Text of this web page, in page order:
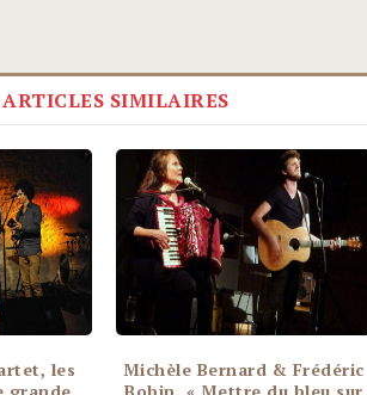
ARTICLES SIMILAIRES
les
Michèle Bernard & Frédéric